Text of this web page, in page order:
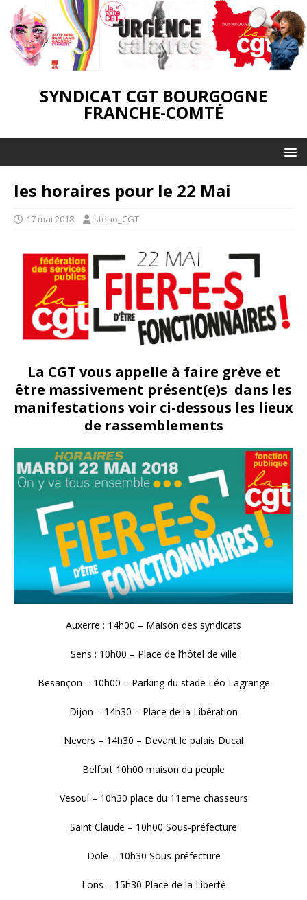
SYNDICAT CGT BOURGOGNE
FRANCHE-COMTÉ
les horaires pour le 22 Mai
17 mai 2018 steno_CGT
La CGT vous appelle à faire grève et
être massivement présent(e)s dans les
manifestations voir ci-dessous les lieux
de rassemblements
Auxerre : 14h00 – Maison des syndicats
Sens : 10h00 – Place de l’hôtel de ville
Besançon – 10h00 – Parking du stade Léo Lagrange
Dijon – 14h30 – Place de la Libération
Nevers – 14h30 – Devant le palais Ducal
Belfort 10h00 maison du peuple
Vesoul – 10h30 place du 11eme chasseurs
Saint Claude – 10h00 Sous-préfecture
Dole – 10h30 Sous-préfecture
Lons – 15h30 Place de la Liberté